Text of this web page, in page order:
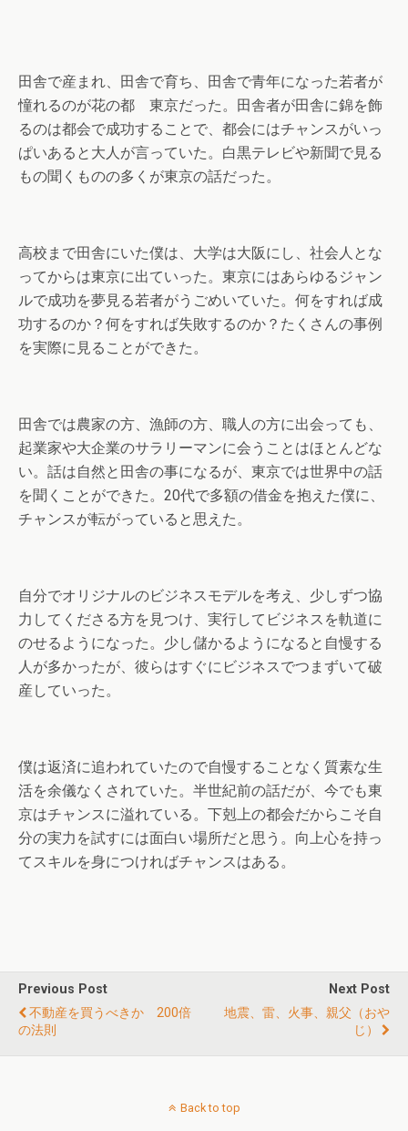
田舎で産まれ、田舎で育ち、田舎で青年になった若者が
憧れるのが花の都 東京だった。田舎者が田舎に錦を飾
るのは都会で成功することで、都会にはチャンスがいっ
ぱいあると大人が言っていた。白黒テレビや新聞で見る
もの聞くものの多くが東京の話だった。
高校まで田舎にいた僕は、大学は大阪にし、社会人とな
ってからは東京に出ていった。東京にはあらゆるジャン
ルで成功を夢見る若者がうごめいていた。何をすれば成
功するのか？何をすれば失敗するのか？たくさんの事例
を実際に見ることができた。
田舎では農家の方、漁師の方、職人の方に出会っても、
起業家や大企業のサラリーマンに会うことはほとんどな
い。話は自然と田舎の事になるが、東京では世界中の話
を聞くことができた。20代で多額の借金を抱えた僕に、
チャンスが転がっていると思えた。
自分でオリジナルのビジネスモデルを考え、少しずつ協
力してくださる方を見つけ、実行してビジネスを軌道に
のせるようになった。少し儲かるようになると自慢する
人が多かったが、彼らはすぐにビジネスでつまずいて破
産していった。
僕は返済に追われていたので自慢することなく質素な生
活を余儀なくされていた。半世紀前の話だが、今でも東
京はチャンスに溢れている。下剋上の都会だからこそ自
分の実力を試すには面白い場所だと思う。向上心を持っ
てスキルを身につければチャンスはある。
Previous Post
不動産を買うべきか 200倍
の法則
Next Post
地震、雷、火事、親父（おや
じ）
Back to top